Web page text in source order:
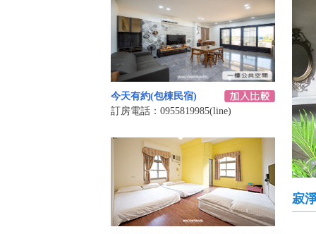
今天有約(包棟民宿)
訂房電話：0955819985(line)
寂